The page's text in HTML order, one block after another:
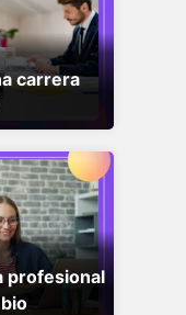
carrera
profesional